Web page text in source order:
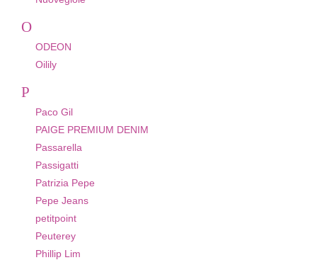
O
ODEON
Oilily
P
Paco Gil
PAIGE PREMIUM DENIM
Passarella
Passigatti
Patrizia Pepe
Pepe Jeans
petitpoint
Peuterey
Phillip Lim